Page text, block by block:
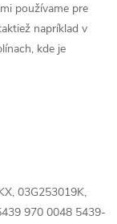
používame pre
napríklad v
kde je
03G253019K,
970 0048 5439-